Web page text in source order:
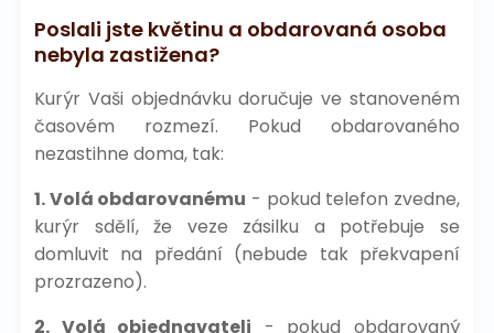
Poslali jste květinu a obdarovaná osoba
nebyla zastižena?
Kurýr Vaši objednávku doručuje ve stanoveném
časovém rozmezí. Pokud obdarovaného
nezastihne doma, tak:
1. Volá obdarovanému - pokud telefon zvedne,
kurýr sdělí, že veze zásilku a potřebuje se
domluvit na předání (nebude tak překvapení
prozrazeno).
2. Volá objednavateli - pokud obdarovaný